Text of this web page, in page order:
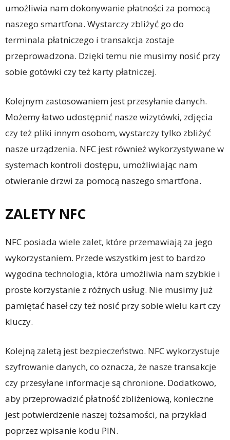
umożliwia nam dokonywanie płatności za pomocą
naszego smartfona. Wystarczy zbliżyć go do
terminala płatniczego i transakcja zostaje
przeprowadzona. Dzięki temu nie musimy nosić przy
sobie gotówki czy też karty płatniczej.
Kolejnym zastosowaniem jest przesyłanie danych.
Możemy łatwo udostępnić nasze wizytówki, zdjęcia
czy też pliki innym osobom, wystarczy tylko zbliżyć
nasze urządzenia. NFC jest również wykorzystywane w
systemach kontroli dostępu, umożliwiając nam
otwieranie drzwi za pomocą naszego smartfona.
ZALETY NFC
NFC posiada wiele zalet, które przemawiają za jego
wykorzystaniem. Przede wszystkim jest to bardzo
wygodna technologia, która umożliwia nam szybkie i
proste korzystanie z różnych usług. Nie musimy już
pamiętać haseł czy też nosić przy sobie wielu kart czy
kluczy.
Kolejną zaletą jest bezpieczeństwo. NFC wykorzystuje
szyfrowanie danych, co oznacza, że nasze transakcje
czy przesyłane informacje są chronione. Dodatkowo,
aby przeprowadzić płatność zbliżeniową, konieczne
jest potwierdzenie naszej tożsamości, na przykład
poprzez wpisanie kodu PIN.